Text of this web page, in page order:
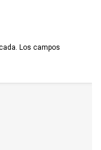
Los campos